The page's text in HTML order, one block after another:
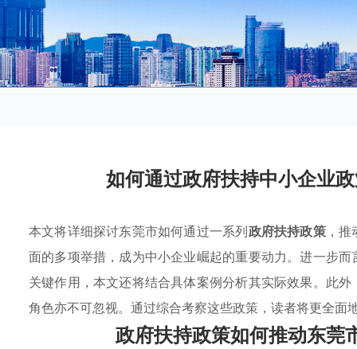
如何通过政府扶持中小企业
本文将详细探讨东莞市如何通过一系列政府扶持政策，推
面的多项举措，成为中小企业崛起的重要动力。进一步
关键作用，本文还将结合具体案例分析其实际效果。此
角色亦不可忽视。通过综合考察这些政策，读者将更全面
政府扶持政策如何推动东莞